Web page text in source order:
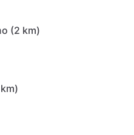
(2 km)